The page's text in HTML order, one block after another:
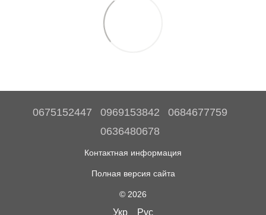
0675152447 0969153842
0684677759
0636480678
Контактная информация
Полная версия сайта
© 2026
Укр Рус